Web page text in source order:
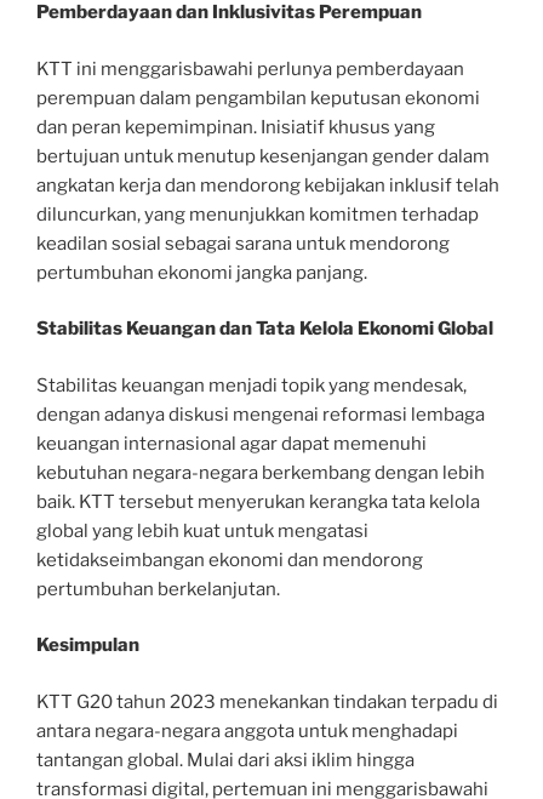
Pemberdayaan dan Inklusivitas Perempuan
KTT ini menggarisbawahi perlunya pemberdayaan
perempuan dalam pengambilan keputusan ekonomi
dan peran kepemimpinan. Inisiatif khusus yang
bertujuan untuk menutup kesenjangan gender dalam
angkatan kerja dan mendorong kebijakan inklusif telah
diluncurkan, yang menunjukkan komitmen terhadap
keadilan sosial sebagai sarana untuk mendorong
pertumbuhan ekonomi jangka panjang.
Stabilitas Keuangan dan Tata Kelola Ekonomi Global
Stabilitas keuangan menjadi topik yang mendesak,
dengan adanya diskusi mengenai reformasi lembaga
keuangan internasional agar dapat memenuhi
kebutuhan negara-negara berkembang dengan lebih
baik. KTT tersebut menyerukan kerangka tata kelola
global yang lebih kuat untuk mengatasi
ketidakseimbangan ekonomi dan mendorong
pertumbuhan berkelanjutan.
Kesimpulan
KTT G20 tahun 2023 menekankan tindakan terpadu di
antara negara-negara anggota untuk menghadapi
tantangan global. Mulai dari aksi iklim hingga
transformasi digital, pertemuan ini menggarisbawahi